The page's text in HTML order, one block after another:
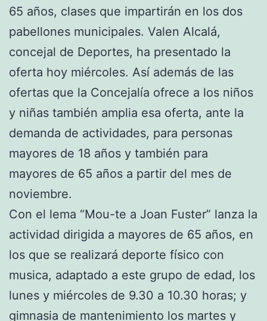
65 años, clases que impartirán en los dos
pabellones municipales. Valen Alcalá,
concejal de Deportes, ha presentado la
oferta hoy miércoles. Así además de las
ofertas que la Concejalía ofrece a los niños
y niñas también amplia esa oferta, ante la
demanda de actividades, para personas
mayores de 18 años y también para
mayores de 65 años a partir del mes de
noviembre.
Con el lema “Mou-te a Joan Fuster” lanza la
actividad dirigida a mayores de 65 años, en
los que se realizará deporte físico con
musica, adaptado a este grupo de edad, los
lunes y miércoles de 9.30 a 10.30 horas; y
gimnasia de mantenimiento los martes y